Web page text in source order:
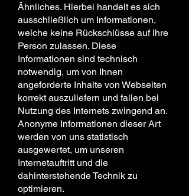
Ähnliches. Hierbei handelt es sich
ausschließlich um Informationen,
welche keine Rückschlüsse auf Ihre
Person zulassen. Diese
Informationen sind technisch
notwendig, um von Ihnen
angeforderte Inhalte von Webseiten
korrekt auszuliefern und fallen bei
Nutzung des Internets zwingend an.
Anonyme Informationen dieser Art
werden von uns statistisch
ausgewertet, um unseren
Internetauftritt und die
dahinterstehende Technik zu
optimieren.